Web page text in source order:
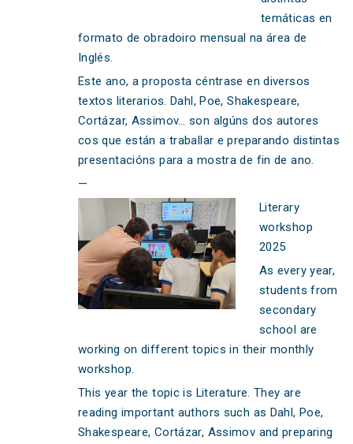
temáticas en
formato de obradoiro mensual na área de
Inglés.
Este ano, a proposta céntrase en diversos
textos literarios. Dahl, Poe, Shakespeare,
Cortázar, Assimov… son algúns dos autores
cos que están a traballar e preparando distintas
presentacións para a mostra de fin de ano.
—
Literary
workshop
2025
As every year,
students from
secondary
school are
working on different topics in their monthly
workshop.
This year the topic is Literature. They are
reading important authors such as Dahl, Poe,
Shakespeare, Cortázar, Assimov and preparing